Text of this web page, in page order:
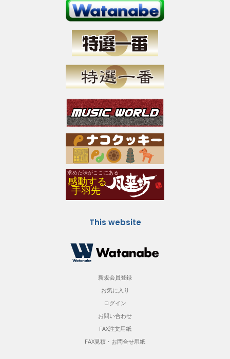
This website
新規会員登録
お気に入り
ログイン
お問い合わせ
FAX注文用紙
FAX見積・お問合せ用紙